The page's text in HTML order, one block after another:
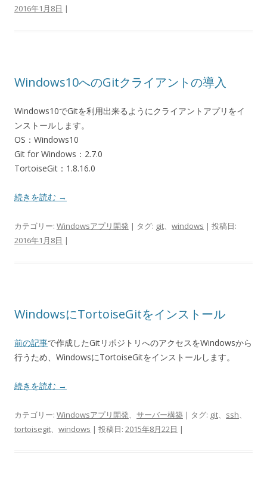
2016年1月8日 |
Windows10へのGitクライアントの導入
Windows10でGitを利用出来るようにクライアントアプリをイ
ンストールします。
OS：Windows10
Git for Windows：2.7.0
TortoiseGit：1.8.16.0
続きを読む →
カテゴリー: Windowsアプリ開発 | タグ: git、 windows | 投稿日:
2016年1月8日 |
WindowsにTortoiseGitをインストール
前の記事で作成したGitリポジトリへのアクセスをWindowsから
行うため、WindowsにTortoiseGitをインストールします。
続きを読む →
カテゴリー: Windowsアプリ開発、 サーバー構築 | タグ: git、 ssh、
tortoisegit、 windows | 投稿日: 2015年8月22日 |